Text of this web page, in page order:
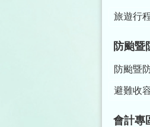
旅遊行
防颱暨
防颱暨
避難收
會計專